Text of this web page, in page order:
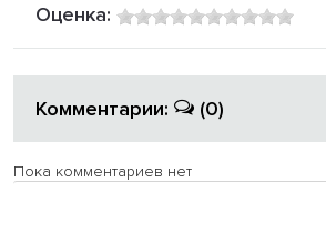
Оценка:
Комментарии: (0)
Пока комментариев нет